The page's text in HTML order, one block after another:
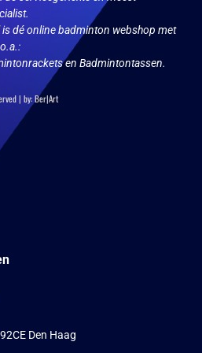
dé online badminton webshop met
en Badmintontassen.
| by:Ber|Art
Den Haag